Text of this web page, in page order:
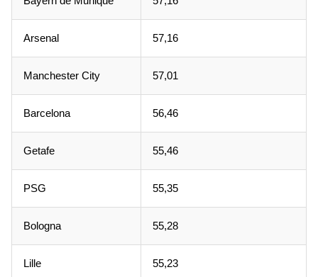
Arsenal 57,16
Manchester City 57,01
Barcelona 56,46
Getafe 55,46
PSG 55,35
Bologna 55,28
Lille 55,23